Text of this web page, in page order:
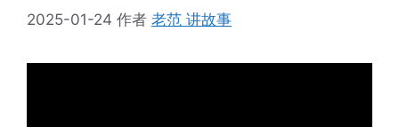
2025-01-24 作者 老范 讲故事